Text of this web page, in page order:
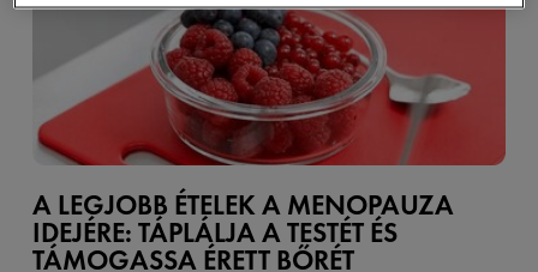
A LEGJOBB ÉTELEK A MENOPAUZA
IDEJÉRE: TÁPLÁLJA A TESTÉT ÉS
TÁMOGASSA ÉRETT BŐRÉT